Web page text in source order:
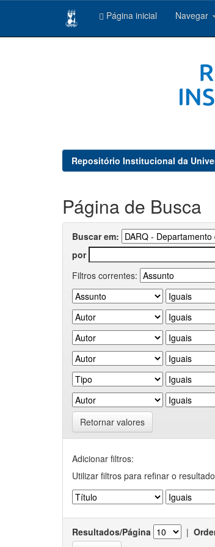
Página inicial Navegar
Repositório Institucional da
Página de Busca
Buscar em:
por
Filtros correntes:
Retornar valores
Adicionar filtros:
Utilizar filtros para refinar o
Resultados/Página |